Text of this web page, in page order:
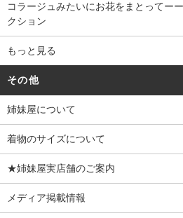
コラージュみたいにお花をまとってー
クション
もっと見る
その他
姉妹屋について
着物のサイズについて
★姉妹屋実店舗のご案内
メディア掲載情報